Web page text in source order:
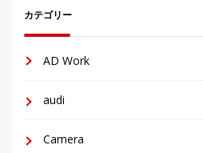
カテゴリー
AD Work
audi
Camera